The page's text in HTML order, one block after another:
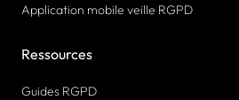
Application mobile veille RGPD
Ressources
Guides RGPD